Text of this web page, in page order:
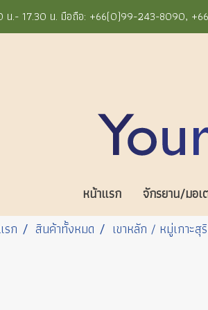
น.- 17.30 น. มือถือ: +66(0)99-243-8090,
หน้าแรก จักรยาน/มอเ
รก
สินค้าทั้งหมด เขาหลัก / หมู่เกาะสุ